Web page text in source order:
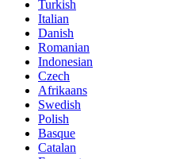
Turkish
Italian
Danish
Romanian
Indonesian
Czech
Afrikaans
Swedish
Polish
Basque
Catalan